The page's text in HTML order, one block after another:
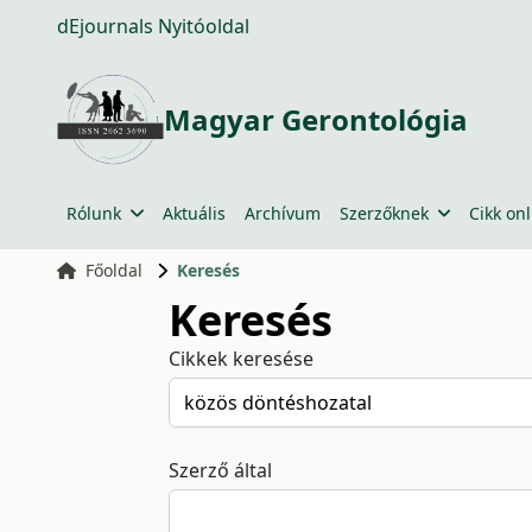
dEjournals Nyitóoldal
Magyar Gerontológia
Rólunk Aktuális Archívum Szerzőknek Cikk
Főoldal Keresés
Keresés
Cikkek keresése
Szerző által